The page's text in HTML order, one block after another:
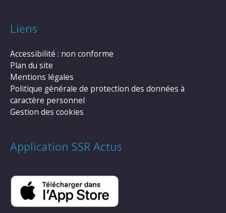
Liens
Accessibilité : non conforme
Plan du site
Mentions légales
Politique générale de protection des données à
caractère personnel
Gestion des cookies
Application SSR Actus